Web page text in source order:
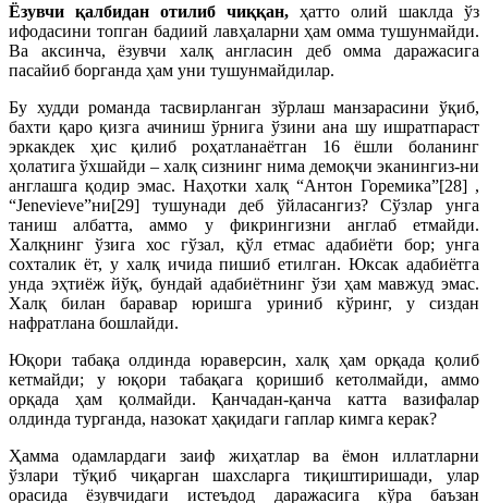
Ёзувчи қалбидан отилиб чиққан, ҳатто олий шаклда ўз
ифодасини топган бадиий лавҳаларни ҳам омма тушунмайди.
Ва аксинча, ёзувчи халқ англасин деб омма даражасига
пасайиб борганда ҳам уни тушунмайдилар.
Бу худди романда тасвирланган зўрлаш манзарасини ўқиб,
бахти қаро қизга ачиниш ўрнига ўзини ана шу ишратпараст
эркакдек ҳис қилиб роҳатланаётган 16 ёшли боланинг
ҳолатига ўхшайди – халқ сизнинг нима демоқчи эканингиз-ни
англашга қодир эмас. Наҳотки халқ “Антон Горемика”[28] ,
“Jenevieve”ни[29] тушунади деб ўйласангиз? Сўзлар унга
таниш албатта, аммо у фикрингизни англаб етмайди.
Халқнинг ўзига хос гўзал, қўл етмас адабиёти бор; унга
сохталик ёт, у халқ ичида пишиб етилган. Юксак адабиётга
унда эҳтиёж йўқ, бундай адабиётнинг ўзи ҳам мавжуд эмас.
Халқ билан баравар юришга уриниб кўринг, у сиздан
нафратлана бошлайди.
Юқори табақа олдинда юраверсин, халқ ҳам орқада қолиб
кетмайди; у юқори табақага қоришиб кетолмайди, аммо
орқада ҳам қолмайди. Қанчадан-қанча катта вазифалар
олдинда турганда, назокат ҳақидаги гаплар кимга керак?
Ҳамма одамлардаги заиф жиҳатлар ва ёмон иллатларни
ўзлари тўқиб чиқарган шахсларга тиқиштиришади, улар
орасида ёзувчидаги истеъдод даражасига кўра баъзан